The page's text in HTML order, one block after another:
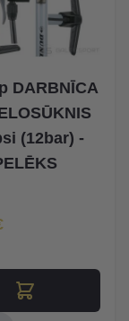
DARBNĪCA
(12bar) -